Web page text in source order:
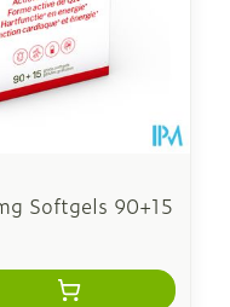
Softgels 90+15